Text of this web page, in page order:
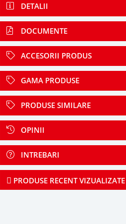
DETALII
DOCUMENTE
ACCESORII PRODUS
GAMA PRODUSE
PRODUSE SIMILARE
OPINII
INTREBARI
PRODUSE RECENT VIZUALIZATE